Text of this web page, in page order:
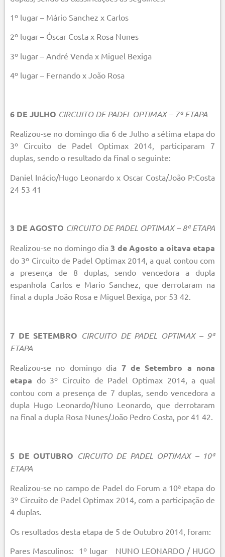
1º lugar – Mário Sanchez x Carlos
2º lugar – Óscar Costa x Rosa Nunes
3º lugar – André Venda x Miguel Bexiga
4º lugar – Fernando x João Rosa
6 DE JULHO CIRCUITO DE PADEL OPTIMAX – 7ª ETAPA
Realizou-se no domingo dia 6 de Julho a sétima etapa do
3º Circuito de Padel Optimax 2014, participaram 7
duplas, sendo o resultado da final o seguinte:
Daniel Inácio/Hugo Leonardo x Oscar Costa/João P:Costa
24 53 41
3 DE AGOSTO CIRCUITO DE PADEL OPTIMAX – 8ª ETAPA
Realizou-se no domingo dia 3 de Agosto a oitava etapa
do 3º Circuito de Padel Optimax 2014, a qual contou com
a presença de 8 duplas, sendo vencedora a dupla
espanhola Carlos e Mario Sanchez, que derrotaram na
final a dupla João Rosa e Miguel Bexiga, por 53 42.
7 DE SETEMBRO CIRCUITO DE PADEL OPTIMAX – 9ª
ETAPA
Realizou-se no domingo dia 7 de Setembro a nona
etapa do 3º Circuito de Padel Optimax 2014, a qual
contou com a presença de 7 duplas, sendo vencedora a
dupla Hugo Leonardo/Nuno Leonardo, que derrotaram
na final a dupla Rosa Nunes/João Pedro Costa, por 41 42.
5 DE OUTUBRO CIRCUITO DE PADEL OPTIMAX – 10ª
ETAPA
Realizou-se no campo de Padel do Forum a 10ª etapa do
3º Circuito de Padel Optimax 2014, com a participação de
4 duplas.
Os resultados desta etapa de 5 de Outubro 2014, foram:
Pares Masculinos: 1º lugar NUNO LEONARDO / HUGO